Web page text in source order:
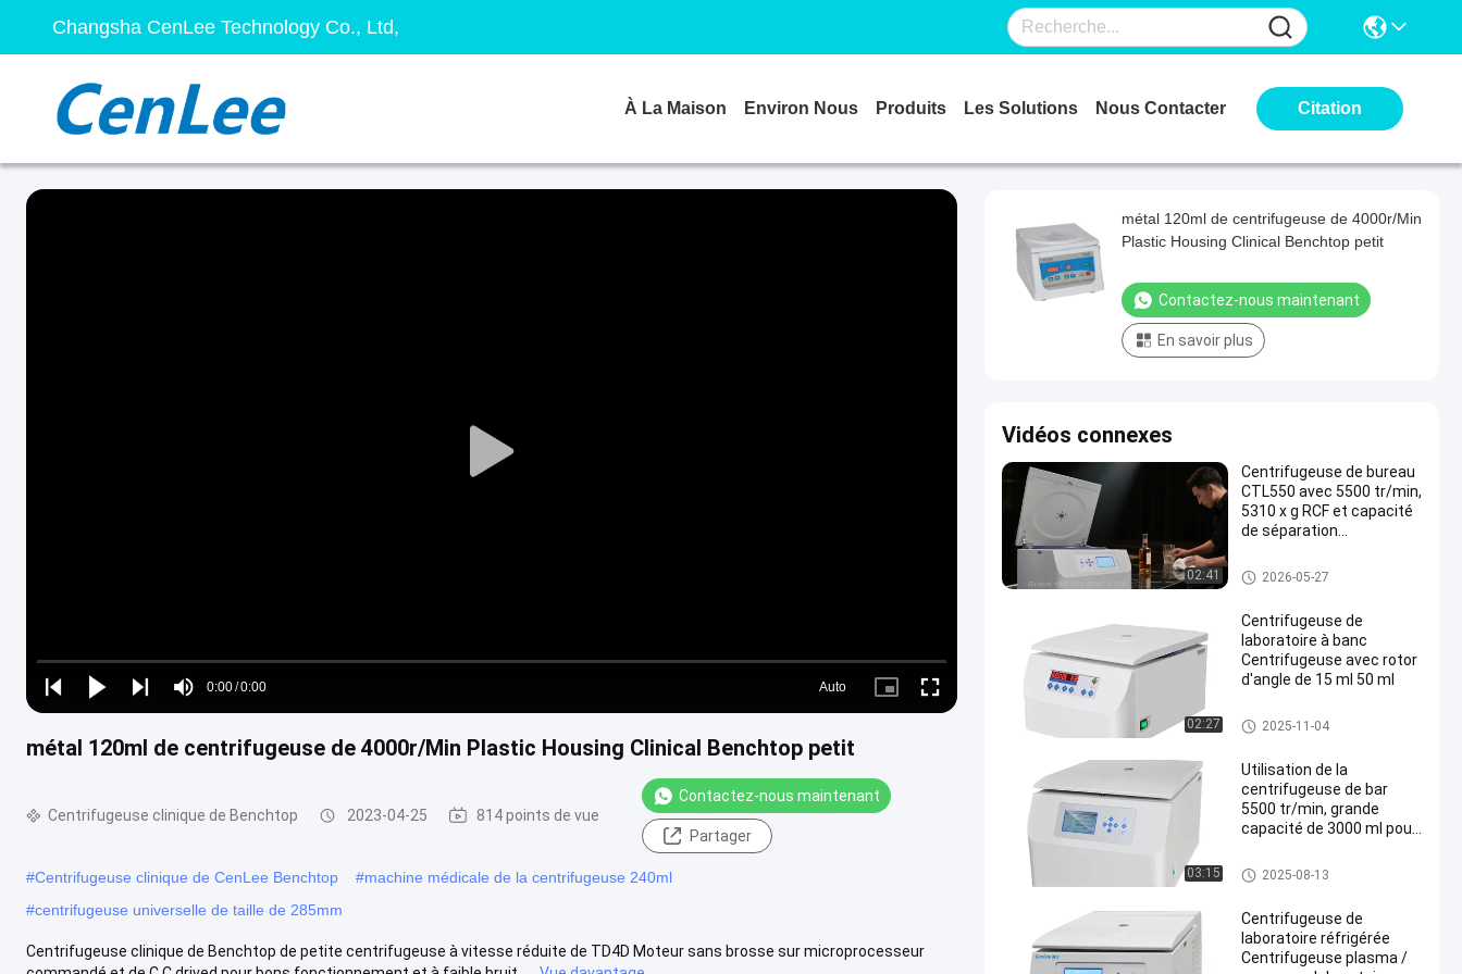
Changsha CenLee Technology Co., Ltd,
À La Maison Environ Nous Produits Les Solutions Nous Contacter Citation
Play
Play
Play
Play
Mute
Time
0:00/0:00
Loaded:
0%
Auto
Picture- Fullscreen
métal 120ml de centrifugeuse de 4000r/Min Plastic Housing Clinical Benchtop petit
Centrifugeuse clinique de Benchtop 2023-04-25 814 points de vue
Contactez-nous maintenant
Partager
#Centrifugeuse clinique de CenLee Benchtop #machine médicale de la centrifugeuse 240ml
#centrifugeuse universelle de taille de 285mm
Centrifugeuse clinique de Benchtop de petite centrifugeuse à vitesse réduite de TD4D Moteur sans brosse sur microprocesseur
métal 120ml de centrifugeuse de 4000r/Min
Plastic Housing Clinical Benchtop petit
Contactez-nous maintenant
En savoir plus
Vidéos connexes
02:41
Centrifugeuse de bureau
CTL550 avec 5500 tr/min,
5310 x g RCF et capacité
de séparation
Centrifugeuse clinique de Ben
chtop
2026-05-27
02:27
Centrifugeuse de
laboratoire à banc
Centrifugeuse avec rotor
d'angle de 15 ml 50 ml
Centrifugeuse clinique de Ben
chtop
2025-11-04
03:15
Utilisation de la
centrifugeuse de bar
5500 tr/min, grande
capacité de 3000 ml pour
cocktails et des boissons
Centrifugeuses de PRP
2025-08-13
Centrifugeuse de
laboratoire réfrigérée
Centrifugeuse plasma /